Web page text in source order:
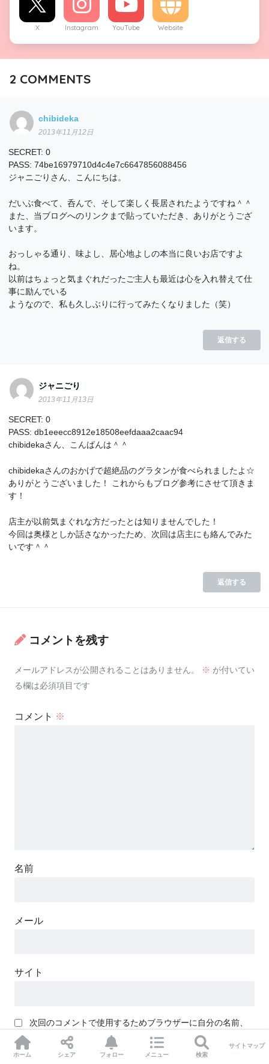
X Instagram YouTube Website
2 COMMENTS
chibideka
2013年11月12日
SECRET: 0
PASS: 74be16979710d4c4e7c6647856088456
ジャニごりさん、こんにちは。
だいぶ食べて、呑んで、そして楽しく長居されたようですね＾＾
また、当ブログへのリンクまで貼っていただき、ありがとうござ
います。
おっしゃる通り、味よし、居心地よしの本当に良いお店ですよ
ね。
以前はちょっと気まぐれだったご主人も最近は心を入れ替えて仕
事に励んでいる
ようなので、私も久しぶりに行ってみたくなりました（笑）
返信する
ジャニごり
2013年11月13日
SECRET: 0
PASS: db1eeecc8912e18508eefdaaa2caac94
chibidekaさん、こんばんは＾＾
chibidekaさんのおかげで超絶品のグラタンが食べられましたよ☆
ありがとうございました！ これからもブログ参考にさせて頂きま
す！
店主が以前気まぐれな方だったとは知りませんでした！
今回は奥様としか話さなかったため、次回は店主にも絡んでみた
いです＾＾
返信する
コメントを残す
メールアドレスが公開されることはありません。 ※ が付いてい
る欄は必須項目です
コメント ※
名前
メール
サイト
次回のコメントで使用するためブラウザーに自分の名前、
メールアドレス、サイトを保存する。
ホーム シェア フォロー メニュー 検索
サイトマップ